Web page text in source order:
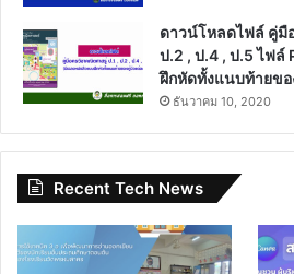
ดาวน์โหลดไฟล์ คู่มื
ป.2 , ป.4 , ป.5 ไฟล์
ฝึกหัดทั้งแนบท้ายขอ
ธันวาคม 10, 2020
Recent Tech News